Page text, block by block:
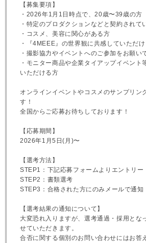
【募集要項】
・2026年1月1日時点で、20歳〜39歳の方
・特定のプロダクションなどと契約されて
・コスメ、美容に関心がある方
・『4MEEE』の世界観に共感していただ
・撮影協力やイベントへのご参加をお願い
・モニター商品や企業タイアップイベント
いただける方
オンラインイベントやコスメのサンプリン
す！
全国からご応募お待ちしております！
【応募期間】
2026年1月5日(月)〜
【選考方法】
STEP1：下記応募フォームよりエントリー
STEP2：書類選考
STEP3：合格された方にのみメールで通知
【選考結果の通知について】
大変恐れ入りますが、選考通過・採用とな
せていただきます。
合否に関する個別のお問い合わせにはお答